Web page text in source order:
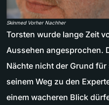
Skinmed Vorher Nachher
Torsten wurde lange Zeit
Aussehen angesprochen.
Nächte nicht der Grund
seinem Weg zu den
einem wacheren Blick